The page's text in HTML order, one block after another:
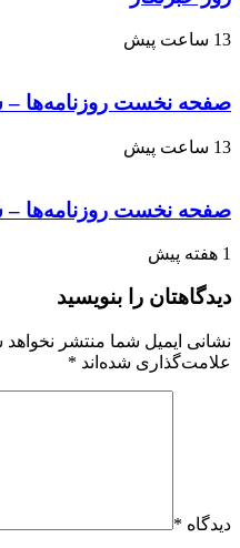
13 ساعت پیش
صفحه نخست روزنامه‌ها – شنبه
13 ساعت پیش
صفحه نخست روزنامه‌ها – شنبه ۱۰
1 هفته پیش
دیدگاهتان را بنویسید
نشانی ایمیل شما منتشر
علامت‌گذاری شده‌اند *
دیدگاه *